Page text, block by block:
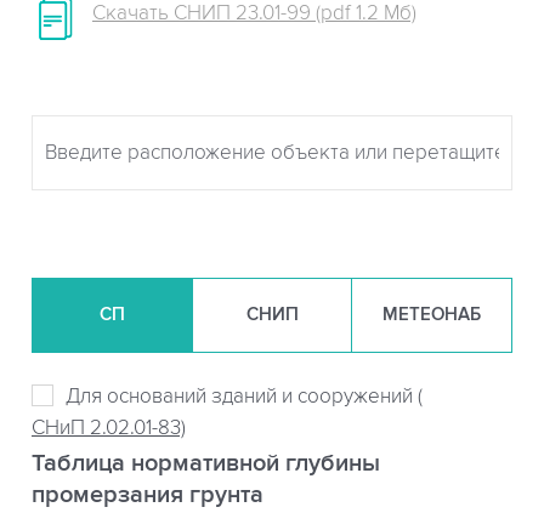
Скачать СНИП 23.01-99 (pdf 1.2 Мб)
СП СНИП МЕТЕОНАБ
Для оснований зданий и сооружений (
СНиП 2.02.01-83)
Таблица нормативной глубины
промерзания грунта